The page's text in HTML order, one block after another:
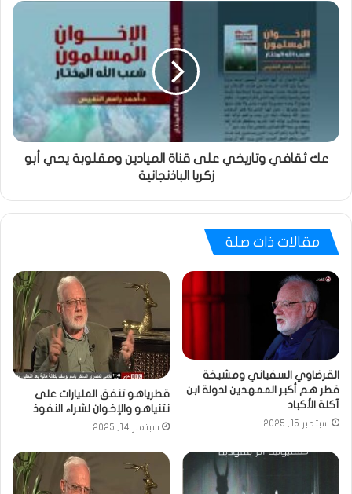
عك ثقافي وتاريخي على قناة الميادين ومقلوبة يحي أبو
زكريا الباذنجانية
مقالات ذات صلة
القرضاوي السفياني ومشيخة
قطر هم أكبر الممهدين لدولة ابن
آكلة الأكباد
سبتمبر 15, 2025
قطرياهو تنفق المليارات على
نتنياهو والإخوان لشراء النفوذ
سبتمبر 14, 2025